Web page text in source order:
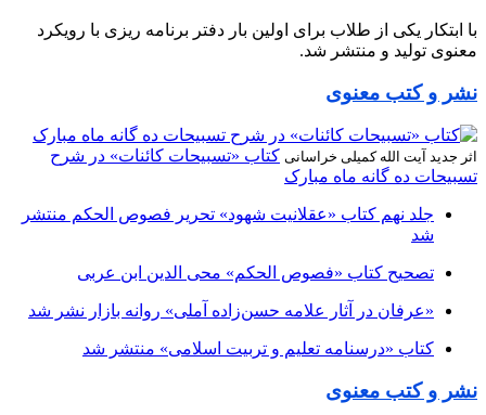
با ابتکار یکی از طلاب برای اولین بار دفتر برنامه ریزی با رویکرد
معنوی تولید و منتشر شد.
نشر و کتب معنوی
اثر جدید آیت الله کمیلی خراسانی کتاب «تسبیحات کائنات» در شرح
تسبیحات ده‌ گانه ماه مبارک
جلد نهم کتاب «عقلانیت شهود» تحریر فصوص الحکم منتشر
شد
تصحیح کتاب «فصوص الحکم» محی الدین ابن عربی
«عرفان در آثار علامه حسن‌زاده آملی» روانه بازار نشر شد
کتاب «درسنامه تعلیم و تربیت اسلامی» منتشر شد
نشر و کتب معنوی